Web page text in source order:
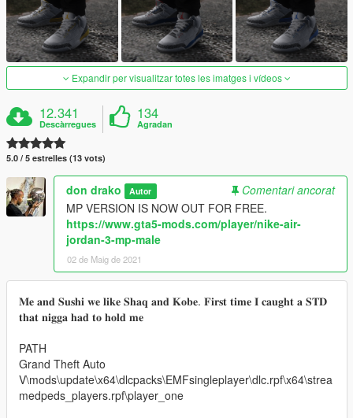
Expandir per visualitzar totes les imatges i vídeos
12.341
Descàrregues
134
Agradan
5.0 / 5 estrelles (13 vots)
don drako Autor
Comentari ancorat
MP VERSION IS NOW OUT FOR FREE.
https://www.gta5-mods.com/player/nike-air-
jordan-3-mp-male
02 de Maig de 2021
𝐌𝐞 𝐚𝐧𝐝 𝐒𝐮𝐬𝐡𝐢 𝐰𝐞 𝐥𝐢𝐤𝐞 𝐒𝐡𝐚𝐪 𝐚𝐧𝐝 𝐊𝐨𝐛𝐞. 𝐅𝐢𝐫𝐬𝐭 𝐭𝐢𝐦𝐞 𝐈 𝐜𝐚𝐮𝐠𝐡𝐭 𝐚 𝐒𝐓𝐃
𝐭𝐡𝐚𝐭 𝐧𝐢𝐠𝐠𝐚 𝐡𝐚𝐝 𝐭𝐨 𝐡𝐨𝐥𝐝 𝐦𝐞
PATH
Grand Theft Auto
V\mods\update\x64\dlcpacks\EMFsingleplayer\dlc.rpf\x64\strea
medpeds_players.rpf\player_one